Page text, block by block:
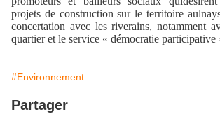
projets de construction sur le territoire
concertation avec les riverains, notamment
quartier et le service « démocratie participative
#Environnement
Partager